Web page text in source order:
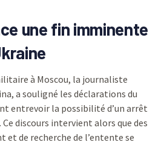
une fin imminente
à Moscou, la journaliste
a souligné les déclarations du
entrevoir la possibilité d’un arrêt
discours intervient alors que des
et de recherche de l’entente se